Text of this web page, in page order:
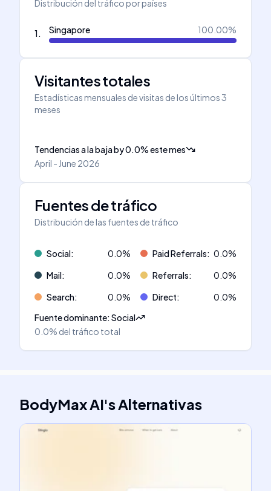
Distribución del tráfico por países
1. Singapore 100.00%
Visitantes totales
Estadísticas mensuales de visitas de los últimos 3
meses
Tendencias a la bajaby0.0%este mes
April - June 2026
Fuentes de tráfico
Distribución de las fuentes de tráfico
Social: 0.0% Paid Referrals: 0.0%
Mail: 0.0% Referrals: 0.0%
Search: 0.0% Direct: 0.0%
Fuente dominante:Social
0.0% del tráfico total
BodyMax AI'sAlternativas